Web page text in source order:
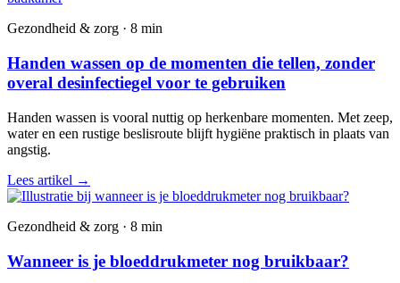
Gezondheid & zorg · 8 min
Handen wassen op de momenten die tellen, zonder
overal desinfectiegel voor te gebruiken
Handen wassen is vooral nuttig op herkenbare momenten. Met zeep,
water en een rustige beslisroute blijft hygiëne praktisch in plaats van
angstig.
Lees artikel →
Gezondheid & zorg · 8 min
Wanneer is je bloeddrukmeter nog bruikbaar?